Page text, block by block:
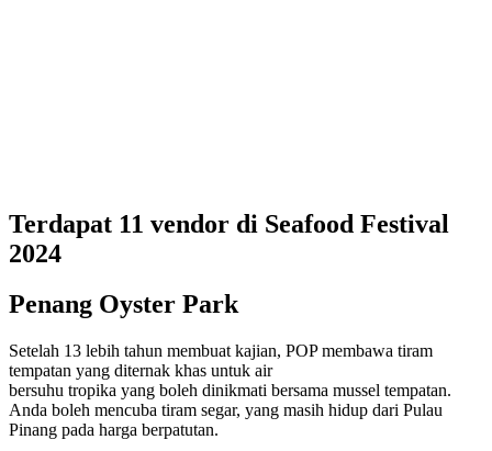
Terdapat 11 vendor di Seafood Festival
2024
Penang Oyster Park
Setelah 13 lebih tahun membuat kajian, POP membawa tiram
tempatan yang diternak khas untuk air
bersuhu tropika yang boleh dinikmati bersama mussel tempatan.
Anda boleh mencuba tiram segar, yang masih hidup dari Pulau
Pinang pada harga berpatutan.